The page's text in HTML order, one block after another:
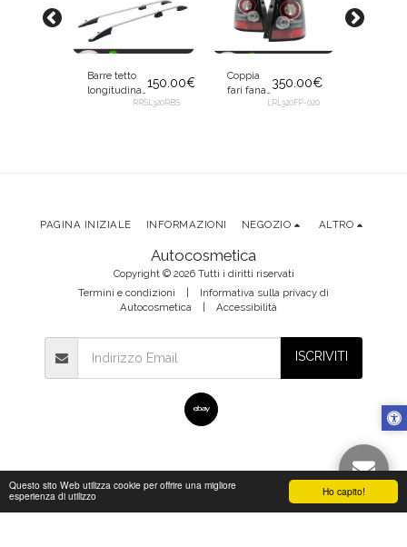
Ho capito!
Questo sito Web utilizza cookie per offrire una migliore
esperienza di utilizzo
Barre tetto
longitudinali150.00€
RRSL320RBS
Coppia
fari fanali
posteriori
2013
350.00€
LRL320FP-020
Autocosmetica
Copyright © 2026 Tutti i diritti riservati
Termini e condizioni | Informativa sulla privacy di
Autocosmetica | Accessibilità
PAGINA INIZIALE INFORMAZIONI NEGOZIO ALTRO
ISCRIVITI